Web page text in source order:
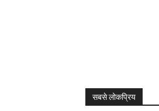
सबसे लोकप्रिय